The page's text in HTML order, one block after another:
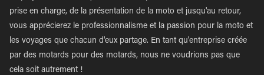
prise en charge, de la présentation de la moto et jusqu'au retour,
vous apprécierez le professionnalisme et la passion pour la moto et
les voyages que chacun d'eux partage. En tant qu'entreprise créée
par des motards pour des motards, nous ne voudrions pas que
cela soit autrement !